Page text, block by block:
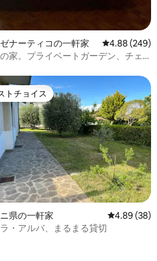
ナーティコの一軒家 レビュー249
4.88 (249)
家。プライベートガーデン、チェ
星中4.89つ星の平均評価
トチョイス
トチョイス
県の一軒家 レビュー38
4.89 (38)
・アルバ、まるまる貸切